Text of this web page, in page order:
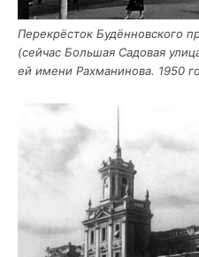
Пере­крё­сток Будён­нов­ско­го
(сей­час Боль­шая Садо­вая
ей име­ни Рах­ма­ни­но­ва. 1950